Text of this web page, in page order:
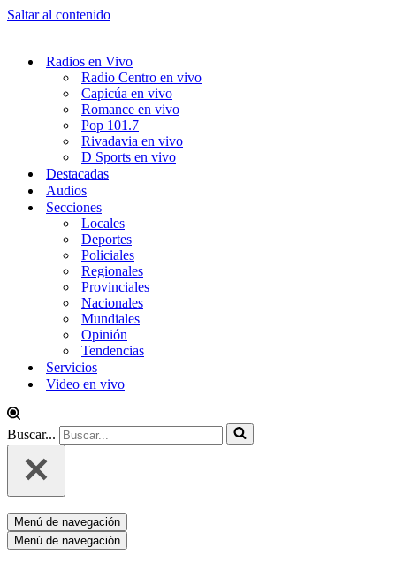
Saltar al contenido
Radios en Vivo
Radio Centro en vivo
Capicúa en vivo
Romance en vivo
Pop 101.7
Rivadavia en vivo
D Sports en vivo
Destacadas
Audios
Secciones
Locales
Deportes
Policiales
Regionales
Provinciales
Nacionales
Mundiales
Opinión
Tendencias
Servicios
Video en vivo
Buscar...
Menú de navegación
Menú de navegación